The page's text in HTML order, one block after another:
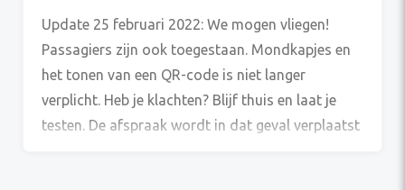
Update 25 februari 2022: We mogen vliegen!
Passagiers zijn ook toegestaan. Mondkapjes en
het tonen van een QR-code is niet langer
verplicht. Heb je klachten? Blijf thuis en laat je
testen. De afspraak wordt in dat geval verplaatst